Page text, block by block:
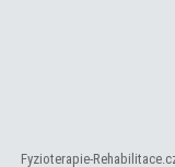
Fyzioterapie-